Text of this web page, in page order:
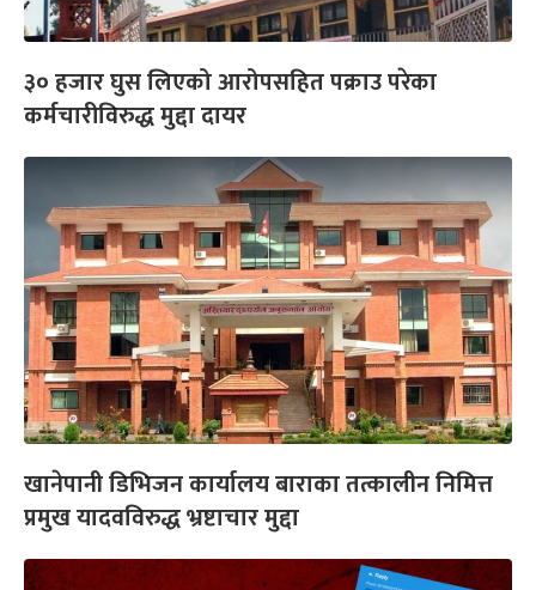
३० हजार घुस लिएको आरोपसहित पक्राउ परेका
कर्मचारीविरुद्ध मुद्दा दायर
खानेपानी डिभिजन कार्यालय बाराका तत्कालीन निमित्त
प्रमुख यादवविरुद्ध भ्रष्टाचार मुद्दा